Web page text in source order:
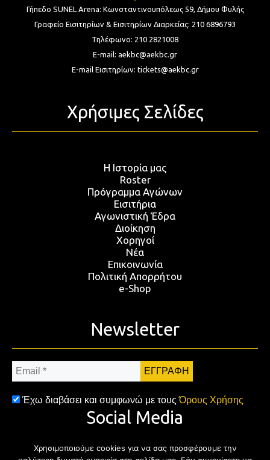
Γήπεδο SUNEL Arena: Κωνσταντινουπόλεως 59, Δήμου Φυλής
Γραφείο Εισιτηρίων & Εισιτηρίων Διαρκείας: 210 6896793
Τηλέφωνο: 210 2821008
E-mail: aekbc@aekbc.gr
E-mail Εισιτηρίων: tickets@aekbc.gr
Χρήσιμες Σελίδες
Η Ιστορία μας
Roster
Πρόγραμμα Αγώνων
Εισιτήρια
Αγωνιστική Έδρα
Διοίκηση
Χορηγοί
Νέα
Επικοινωνία
Πολιτική Απορρήτου
e-Shop
Newsletter
Email
*
Έχω διαβάσει και συμφωνώ με τουςΌρους Χρήσης
Social Media
Χρησιμοποιούμε cookies για να σας προσφέρουμε την